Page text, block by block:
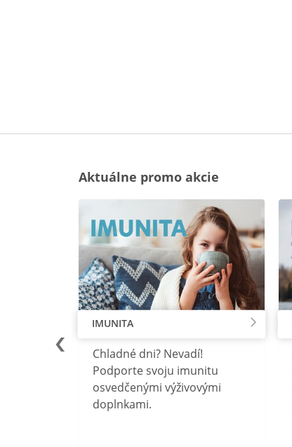
Aktuálne promo akcie
IMUNITA
Chladné dni? Nevadí!
Podporte svoju imunitu
osvedčenými výživovými
doplnkami.